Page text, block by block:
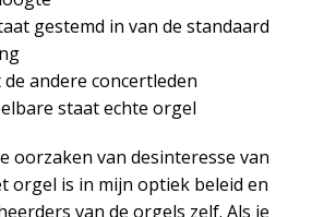
gestemd in van de standaard
andere concertleden
staat echte orgel
oorzaken van desinteresse van
orgel is in mijn optiek beleid en
van de orgels zelf. Als je